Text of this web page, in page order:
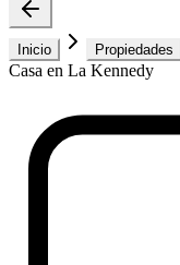
Inicio Propiedades
Casa en La Kennedy